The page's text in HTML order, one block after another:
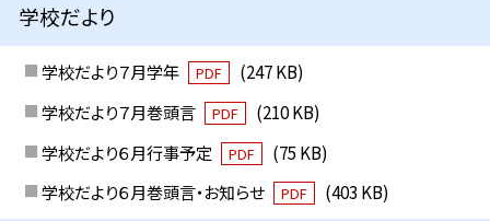
学校だより
学校だより７月学年 PDF
(247 KB)
学校だより７月巻頭言
PDF
(210 KB)
学校だより６月行事予定
PDF
(75 KB)
学校だより６月巻頭言・お知らせ
PDF (403 KB)